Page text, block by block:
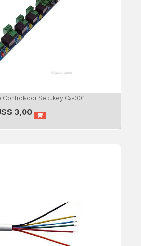
Controlador Secukey Ca-001
3,00